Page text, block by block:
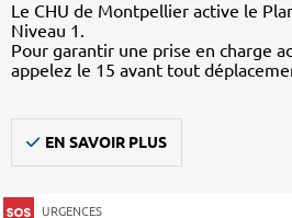
Le CHU de Montpellier active le
Niveau 1.
Pour garantir une prise en charge
appelez le 15 avant tout
EN SAVOIR PLUS
URGENCES